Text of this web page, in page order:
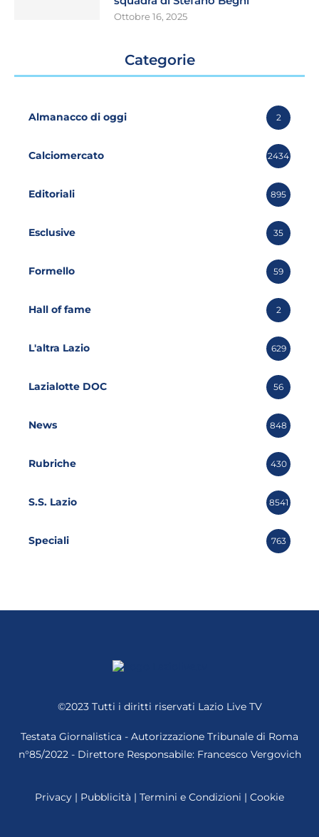
Ottobre 16, 2025
Categorie
Almanacco di oggi 2
Calciomercato 2434
Editoriali 895
Esclusive 35
Formello 59
Hall of fame 2
L'altra Lazio 629
Lazialotte DOC 56
News 848
Rubriche 430
S.S. Lazio 8541
Speciali 763
©2023 Tutti i diritti riservati Lazio Live TV
Testata Giornalistica - Autorizzazione Tribunale di Roma
n°85/2022 - Direttore Responsabile: Francesco Vergovich
Privacy | Pubblicità | Termini e Condizioni | Cookie